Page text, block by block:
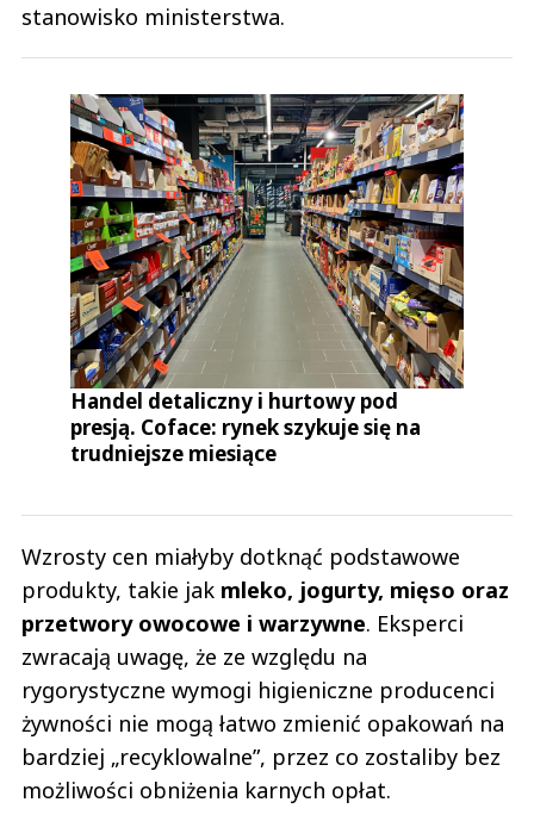
stanowisko ministerstwa.
Handel detaliczny i hurtowy pod
presją. Coface: rynek szykuje się na
trudniejsze miesiące
Wzrosty cen miałyby dotknąć podstawowe
produkty, takie jak mleko, jogurty, mięso oraz
przetwory owocowe i warzywne. Eksperci
zwracają uwagę, że ze względu na
rygorystyczne wymogi higieniczne producenci
żywności nie mogą łatwo zmienić opakowań na
bardziej „recyklowalne”, przez co zostaliby bez
możliwości obniżenia karnych opłat.